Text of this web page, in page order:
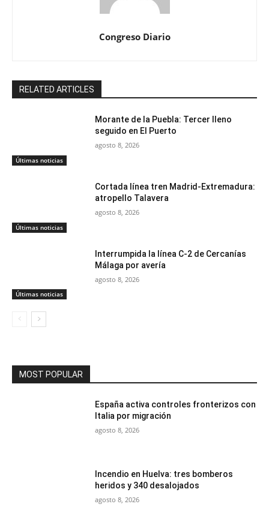
Congreso Diario
RELATED ARTICLES
Últimas noticias
Morante de la Puebla: Tercer lleno
seguido en El Puerto
agosto 8, 2026
Últimas noticias
Cortada línea tren Madrid-Extremadura:
atropello Talavera
agosto 8, 2026
Últimas noticias
Interrumpida la línea C-2 de Cercanías
Málaga por avería
agosto 8, 2026
MOST POPULAR
España activa controles fronterizos con
Italia por migración
agosto 8, 2026
Incendio en Huelva: tres bomberos
heridos y 340 desalojados
agosto 8, 2026